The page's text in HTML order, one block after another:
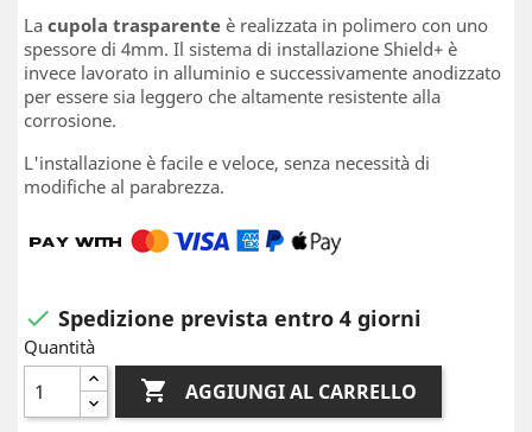
La cupola trasparente è realizzata in polimero con uno
spessore di 4mm. Il sistema di installazione Shield+ è
invece lavorato in alluminio e successivamente anodizzato
per essere sia leggero che altamente resistente alla
corrosione.
L'installazione è facile e veloce, senza necessità di
modifiche al parabrezza.
 Spedizione prevista entro 4 giorni
Quantità
 AGGIUNGI AL CARRELLO